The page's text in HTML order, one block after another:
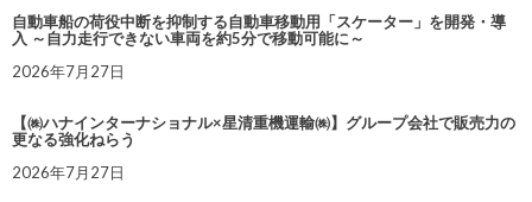
自動車船の荷役中断を抑制する自動車移動用「スケーター」を開発・導
入 ～自力走行できない車両を約5分で移動可能に～
2026年7月27日
【㈱ハナインターナショナル×星清重機運輸㈱】グループ会社で販売力の
更なる強化ねらう
2026年7月27日